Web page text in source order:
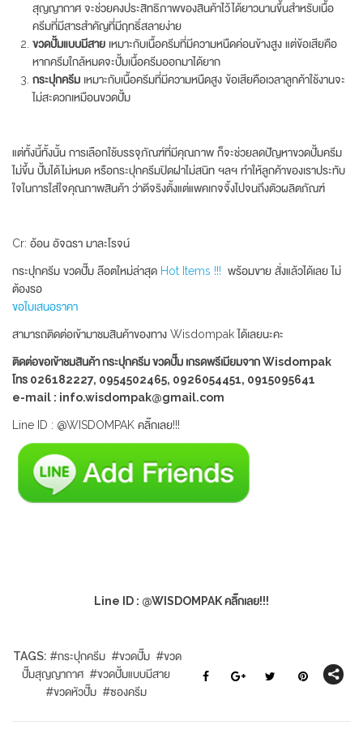
สุญญากาศ จะช่วยคงประสิทธิภาพของสินค้าไว้ได้ยาวนานขึ้นสำหรับเนื้อ
ครีมที่มีสารสำคัญที่มีฤทธิ์สลายง่าย
ขวดปั้มแบบมีสาย เหมาะกับเนื้อครีมที่มีความหนืดค่อนข้างสูง แต่ข้อเสียคือ
หากครีมใกล้หมดจะปั้มเนื้อครีมออกมาได้ยาก
กระปุกครีม เหมาะกับเนื้อครีมที่มีความหนืดสูง ข้อเสียคือเวลาลูกค้าใช้งานจะ
ไม่สะดวกเหมือนขวดปั้ม
แต่ทั้งนี้ทั้งนั้น การเลือกใช้บรรจุภัณฑ์ที่มีคุณภาพ ก็จะช่วยลดปัญหาขวดปั้มครีม
ไม่ขึ้น ปั้มได้ไม่หมด หรือกระปุกครีมปิดฝาไม่สนิท ฯลฯ ทำให้ลูกค้าของเราประทับ
ใจในการใส่ใจคุณภาพสินค้า ว่าดีจริงตั้งแต่แพคเกจจิ้งไปจนถึงตัวผลิตภัณฑ์
Cr: อ้อน อัจฉรา มาละโรจน์
กระปุกครีม ขวดปั๊ม ล๊อตใหม่ล่าสุด Hot Items !!! พร้อมขาย สั่งแล้วได้เลย ไม่
ต้องรอ
ขอใบเสนอราคา
สามารถติดต่อเข้ามาชมสินค้าของทาง Wisdompak ได้เลยนะคะ
ติดต่อขอเข้าชมสินค้า กระปุกครีม ขวดปั๊ม เกรดพรีเมียมจาก Wisdompak
โทร 026182227, 0954502465, 0926054451, 0915095641
e-mail : info.wisdompak@gmail.com
Line ID : @WISDOMPAK คลิ๊กเลย!!!
Line ID : @WISDOMPAK คลิ๊กเลย!!!
TAGS: #กระปุกครีม #ขวดปั๊ม #ขวด
ปั๊มสุญญากาศ #ขวดปั้มแบบมีสาย
#ขวดหัวปั๊ม #ซองครีม